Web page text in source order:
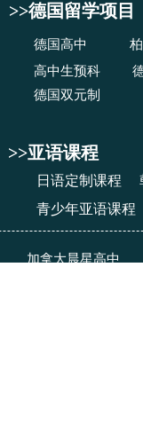
加拿大晨星高中
日语定制课程
青少年亚语课程
德国高中
高中生预科
德国双元制
>>亚语课程
>>德国留学项目